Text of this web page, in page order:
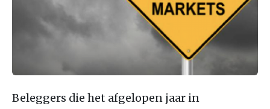
Beleggers die het afgelopen jaar in